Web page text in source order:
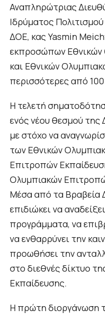
Αναπληρώτριας
Ιδρύματος
ΔΟΕ, κας Yasmin
εκπροσώπων Εθνικών
και Εθνικών
περισσότερες από
Η τελετή
ενός νέου θεσμού
με στόχο να
των Εθνικών
Επιτροπών
Ολυμπιακών
Μέσα από τα Βραβεία
επιδιώκει να
προγράμματα, να
να ενθαρρύνει την
προωθήσει την
στο διεθνές δίκτυο
Εκπαίδευσης.
Η πρώτη διοργάνωση